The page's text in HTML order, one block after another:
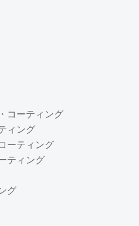
コーティング
ィング
ーティング
ティング
グ